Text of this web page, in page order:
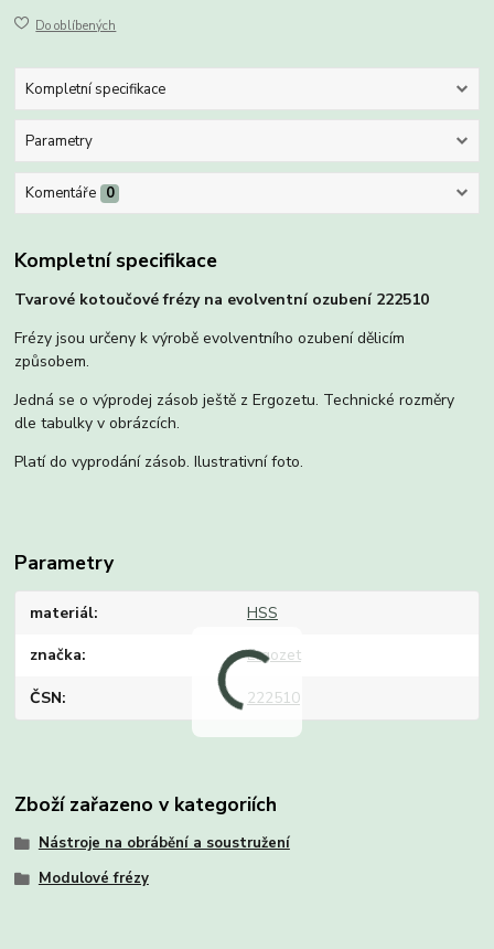
Do oblíbených
Kompletní specifikace
Parametry
Komentáře 0
Kompletní specifikace
Tvarové kotoučové frézy na evolventní ozubení 222510
Frézy jsou určeny k výrobě evolventního ozubení dělicím
způsobem.
Jedná se o výprodej zásob ještě z Ergozetu. Technické rozměry
dle tabulky v obrázcích.
Platí do vyprodání zásob. Ilustrativní foto.
Parametry
materiál HSS
značka Ergozet
ČSN 222510
Zboží zařazeno v kategoriích
Nástroje na obrábění a soustružení
Modulové frézy